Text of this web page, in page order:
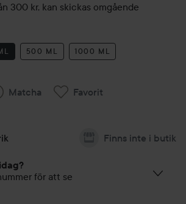
300 kr, kan skickas omgående
500 ML 1000 ML
Matcha Favorit
Finns inte i butik
för att se